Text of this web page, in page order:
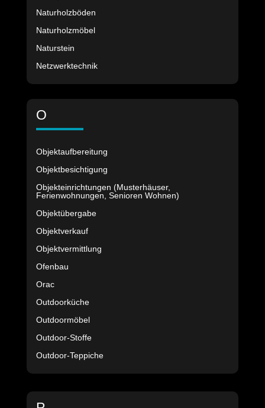
Naturholzböden
Naturholzmöbel
Naturstein
Netzwerktechnik
O
Objektaufbereitung
Objektbesichtigung
Objekteinrichtungen (Musterhäuser,
Ferienwohnungen, Senioren Wohnen)
Objektübergabe
Objektverkauf
Objektvermittlung
Ofenbau
Orac
Outdoorküche
Outdoormöbel
Outdoor-Stoffe
Outdoor-Teppiche